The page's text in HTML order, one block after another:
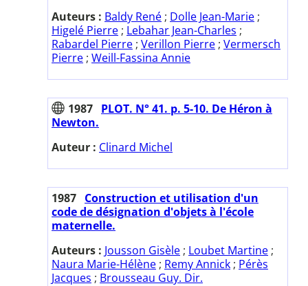
Auteurs : Baldy René ; Dolle Jean-Marie ;
Higelé Pierre ; Lebahar Jean-Charles ;
Rabardel Pierre ; Verillon Pierre ; Vermersch
Pierre ; Weill-Fassina Annie
1987 PLOT. N° 41. p. 5-10. De Héron à
Newton.
Auteur : Clinard Michel
1987 Construction et utilisation d'un
code de désignation d'objets à l'école
maternelle.
Auteurs : Jousson Gisèle ; Loubet Martine ;
Naura Marie-Hélène ; Remy Annick ; Pérès
Jacques ; Brousseau Guy. Dir.